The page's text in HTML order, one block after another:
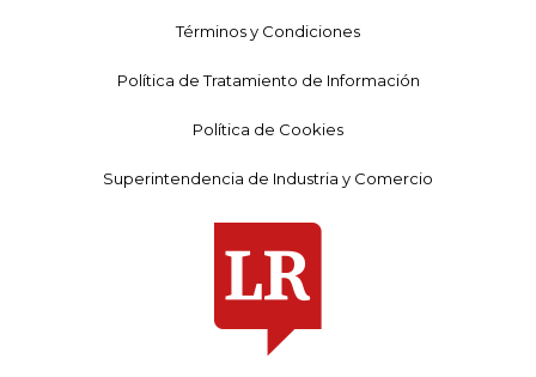
Términos y Condiciones
Política de Tratamiento de Información
Política de Cookies
Superintendencia de Industria y Comercio